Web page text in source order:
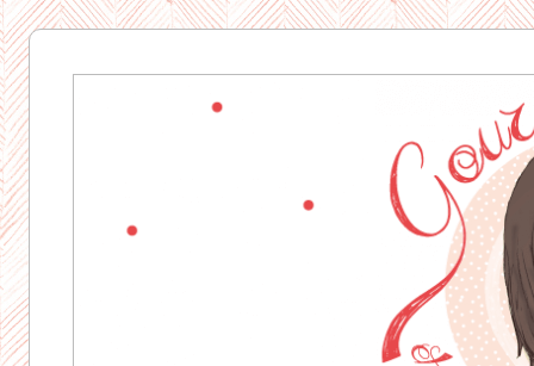
& Bavardages